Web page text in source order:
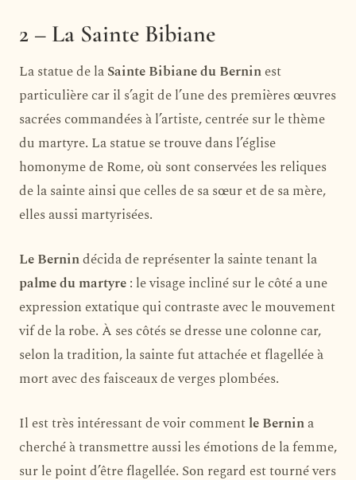
2 – La Sainte Bibiane
La statue de laSainte Bibiane du Berninest
particulière car il s’agit de l’une des premières œuvres
sacrées commandées à l’artiste, centrée sur le thème
du martyre. La statue se trouve dans l’église
homonyme de Rome, où sont conservées les reliques
de la sainte ainsi que celles de sa sœur et de sa mère,
elles aussi martyrisées.
Le Bernindécida de représenter la sainte tenant la
palme du martyre: le visage incliné sur le côté a une
expression extatique qui contraste avec le mouvement
vif de la robe. À ses côtés se dresse une colonne car,
selon la tradition, la sainte fut attachée et flagellée à
mort avec des faisceaux de verges plombées.
Il est très intéressant de voir commentle Bernina
cherché à transmettre aussi les émotions de la femme,
sur le point d’être flagellée. Son regard est tourné vers